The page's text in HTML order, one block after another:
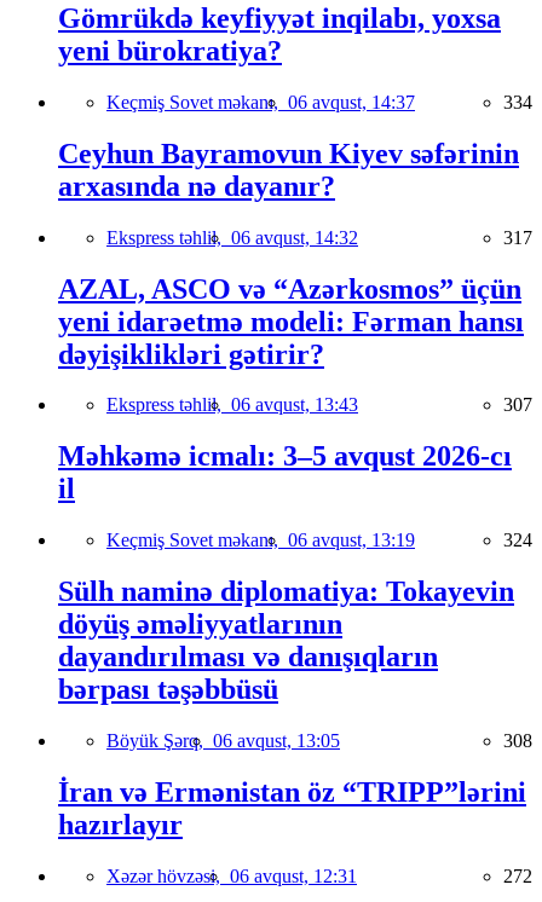
Gömrükdə keyfiyyət inqilabı, yoxsa
yeni bürokratiya?
Keçmiş Sovet məkanı, 06 avqust, 14:37 334
Ceyhun Bayramovun Kiyev səfərinin
arxasında nə dayanır?
Ekspress təhlil, 06 avqust, 14:32 317
AZAL, ASCO və “Azərkosmos” üçün
yeni idarəetmə modeli: Fərman hansı
dəyişiklikləri gətirir?
Ekspress təhlil, 06 avqust, 13:43 307
Məhkəmə icmalı: 3–5 avqust 2026-cı
il
Keçmiş Sovet məkanı, 06 avqust, 13:19 324
Sülh naminə diplomatiya: Tokayevin
döyüş əməliyyatlarının
dayandırılması və danışıqların
bərpası təşəbbüsü
Böyük Şərq, 06 avqust, 13:05 308
İran və Ermənistan öz “TRIPP”lərini
hazırlayır
Xəzər hövzəsi, 06 avqust, 12:31 272